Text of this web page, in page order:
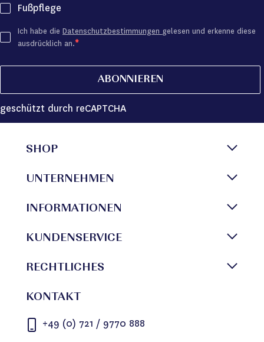
Fußpflege
Ich habe die Datenschutzbestimmungen gelesen und erkenne diese
ausdrücklich an.
ABONNIEREN
geschützt durch reCAPTCHA
SHOP
UNTERNEHMEN
INFORMATIONEN
KUNDENSERVICE
RECHTLICHES
KONTAKT
+49 (0) 721 / 9770 888